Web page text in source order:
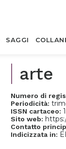
SAGGI
arte
Numero di
Periodicità:
ISSN cartaceo:
Sito web:
Contatto
Indicizzata in: